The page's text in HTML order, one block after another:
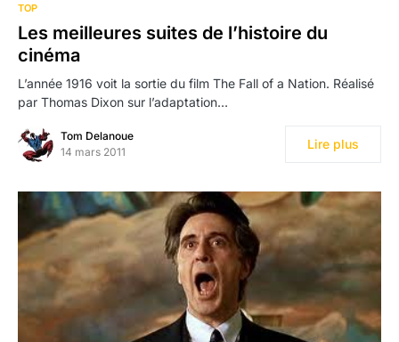
TOP
Les meilleures suites de l’histoire du
cinéma
L’année 1916 voit la sortie du film The Fall of a Nation. Réalisé
par Thomas Dixon sur l’adaptation…
Tom Delanoue
14 mars 2011
Lire plus